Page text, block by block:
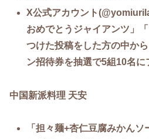
X公式アカウント
おめでとうジャイアンツ」
つけた投稿をした方の中か
ン招待券を抽選で5組10名に
中国新派料理 天安
「担々麺+杏仁豆腐みかん